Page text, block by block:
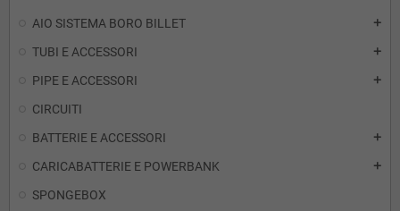
AIO SISTEMA BORO BILLET add
TUBI E ACCESSORI add
PIPE E ACCESSORI add
CIRCUITI
BATTERIE E ACCESSORI
add
CARICABATTERIE E POWERBANK add
SPONGEBOX